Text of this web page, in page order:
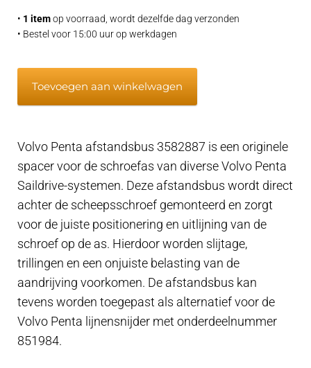
• 1 itemop voorraad, wordt dezelfde dag verzonden
• Bestel voor 15:00 uur op werkdagen
3582887
aantal
Toevoegen aan winkelwagen
Volvo Penta afstandsbus 3582887 is een originele
spacer voor de schroefas van diverse Volvo Penta
Saildrive-systemen. Deze afstandsbus wordt direct
achter de scheepsschroef gemonteerd en zorgt
voor de juiste positionering en uitlijning van de
schroef op de as. Hierdoor worden slijtage,
trillingen en een onjuiste belasting van de
aandrijving voorkomen. De afstandsbus kan
tevens worden toegepast als alternatief voor de
Volvo Penta lijnensnijder met onderdeelnummer
851984.